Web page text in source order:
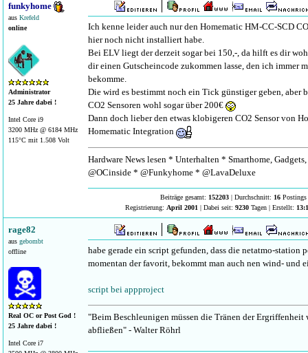
funkyhome
aus Krefeld
online
Administrator
25 Jahre dabei !
Intel Core i9
3200 MHz @ 6184 MHz
115°C mit 1.508 Volt
Ich kenne leider auch nur den Homematic HM-CC-SCD
hier noch nicht installiert habe.
Bei ELV liegt der derzeit sogar bei 150,-, da hilft es dir
dir einen Gutscheincode zukommen lasse, den ich immer
bekomme.
Die wird es bestimmt noch ein Tick günstiger geben, aber
CO2 Sensoren wohl sogar über 200€
Dann doch lieber den etwas klobigeren CO2 Sensor von
Homematic Integration
Hardware News lesen * Unterhalten * Smarthome,
@OCinside * @Funkyhome * @LavaDeluxe
Beiträge gesamt: 152203 | Durchschnitt: 16 Postings
Registrierung: April 2001 | Dabei seit: 9230Tagen | Erstellt:
rage82
aus gebombt
offline
Real OC or Post God !
25 Jahre dabei !
Intel Core i7
habe gerade ein script gefunden, dass die netatmo-station
momentan der favorit, bekommt man auch nen wind- und
script bei appproject
"Beim Beschleunigen müssen die Tränen der Ergriffenheit
abfließen" - Walter Röhrl